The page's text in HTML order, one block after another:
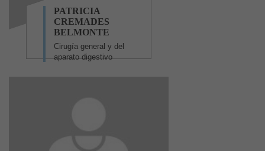
PATRICIA
CREMADES
BELMONTE
Cirugía general y del
aparato digestivo